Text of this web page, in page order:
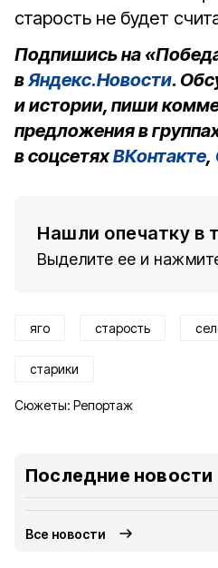
старость не будет
Подпишись на
вЯндекс.Новости.
и истории, пиши
предложения в
в соцсетяхВКонтакте,
Нашли опечатку в
Выделите ее и
яго старость
старики
Сюжеты: Репортаж
Последние новости
Все новости